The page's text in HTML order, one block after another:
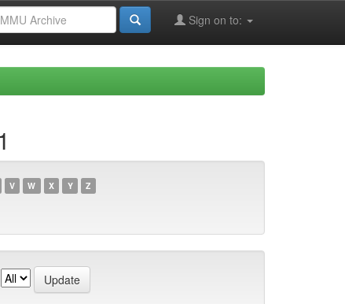
Sign on to:
V W X Y Z